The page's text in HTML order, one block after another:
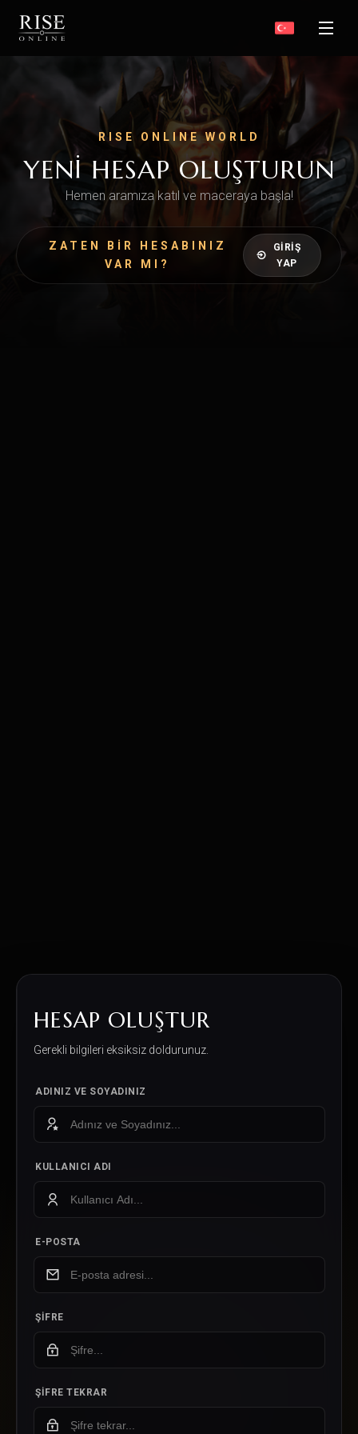
RISE ONLINE WORLD
YENI HESAP OLUŞTURUN
Hemen aramıza katıl ve maceraya başla!
ZATEN BIR HESABINIZ
VAR MI?
GIRIŞ
YAP
HESAP OLUŞTUR
Gerekli bilgileri eksiksiz doldurunuz.
ADINIZ VE SOYADINIZ
KULLANICI ADI
E-POSTA
ŞIFRE
ŞIFRE TEKRAR